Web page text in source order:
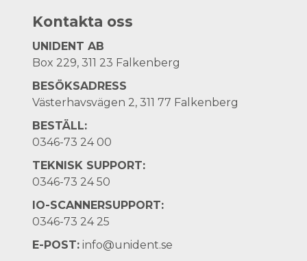
Kontakta oss
UNIDENT AB
Box 229, 311 23 Falkenberg
BESÖKSADRESS
Västerhavsvägen 2, 311 77 Falkenberg
BESTÄLL:
0346-73 24 00
TEKNISK SUPPORT:
0346-73 24 50
IO-SCANNERSUPPORT:
0346-73 24 25
E-POST: info@unident.se